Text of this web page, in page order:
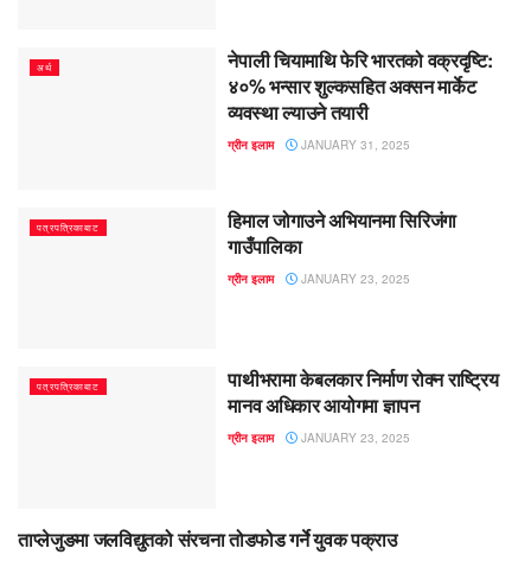
अर्थ
नेपाली चियामाथि फेरि भारतको वक्रदृष्टि:
४०% भन्सार शुल्कसहित अक्सन मार्केट
व्यवस्था ल्याउने तयारी
ग्रीन इलाम JANUARY 31, 2025
पत्रपत्रिकाबाट
हिमाल जोगाउने अभियानमा सिरिजंगा
गाउँपालिका
ग्रीन इलाम JANUARY 23, 2025
पत्रपत्रिकाबाट
पाथीभरामा केबलकार निर्माण रोक्न राष्ट्रिय
मानव अधिकार आयोगमा ज्ञापन
ग्रीन इलाम JANUARY 23, 2025
पत्रपत्रिकाबाट
ताप्लेजुङमा जलविद्युतको संरचना तोडफोड गर्ने युवक पक्राउ